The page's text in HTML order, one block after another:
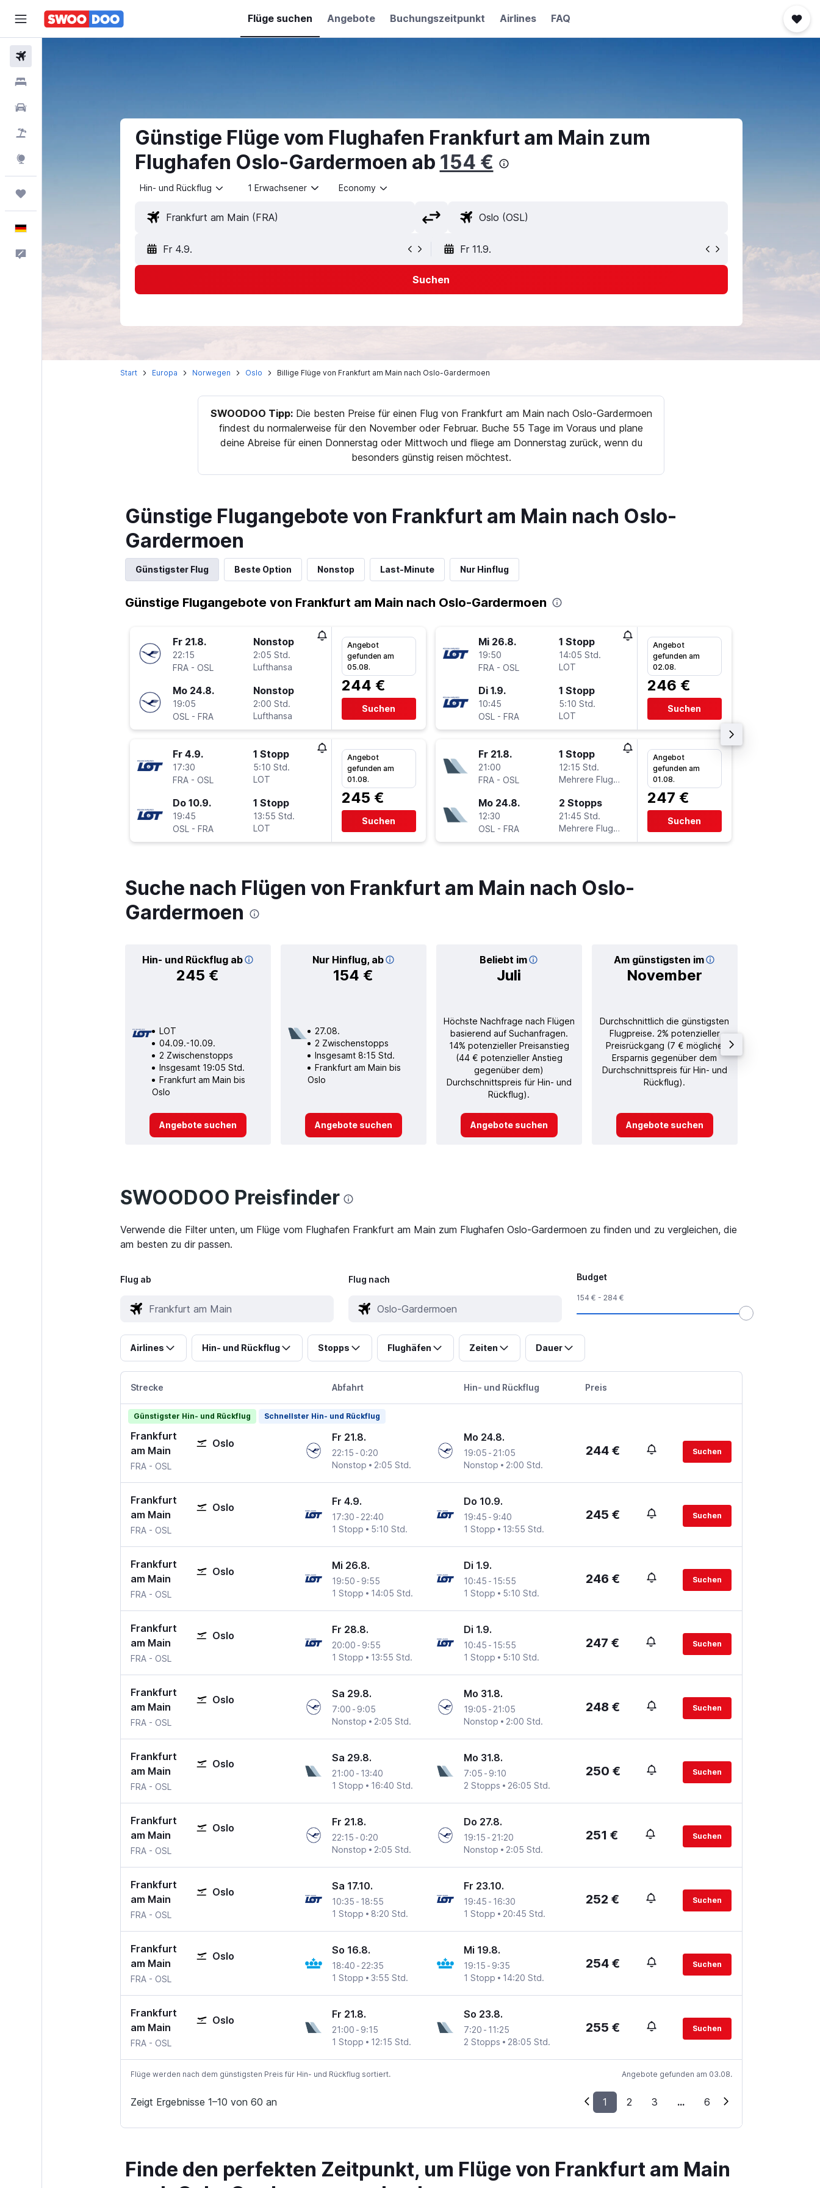
Flüge suchen Angebote Buchungszeitpunkt Airlines FAQ
Günstige Flüge vom Flughafen Frankfurt am Main zum
Flughafen Oslo-Gardermoen ab 154 €
Hin- und Rückflug 1 Erwachsener Economy
Fr 4.9. Fr 11.9.
Suchen
Start Europa Norwegen Oslo Billige Flüge von Frankfurt am Main nach Oslo-Gardermoen
SWOODOO Tipp:Die besten Preise für einen Flug von Frankfurt am Main nach Oslo-Gardermoen
findest du normalerweise für den November oder Februar. Buche 55 Tage im Voraus und plane
deine Abreise für einen Donnerstag oder Mittwoch und fliege am Donnerstag zurück, wenn du
besonders günstig reisen möchtest.
Günstige Flugangebote von Frankfurt am Main nach Oslo-
Gardermoen
Günstigster Flug Beste Option Nonstop Last-Minute Nur Hinflug
Günstige Flugangebote von Frankfurt am Main nach Oslo-Gardermoen
Fr 21.8.
22:15
FRA - OSL
Nonstop
2:05 Std.
Lufthansa
Mo 24.8.
19:05
OSL - FRA
Nonstop
2:00 Std.
Lufthansa
Angebot
gefunden am
05.08.
244 €
Suchen
Fr 4.9.
17:30
FRA - OSL
1 Stopp
5:10 Std.
LOT
Do 10.9.
19:45
OSL - FRA
1 Stopp
13:55 Std.
LOT
Angebot
gefunden am
01.08.
245 €
Suchen
Mi 26.8.
19:50
FRA - OSL
1 Stopp
14:05 Std.
LOT
Di 1.9.
10:45
OSL - FRA
1 Stopp
5:10 Std.
LOT
Angebot
gefunden am
02.08.
246 €
Suchen
Fr 21.8.
21:00
FRA - OSL
1 Stopp
12:15 Std.
Mehrere Fluglinien
Mo 24.8.
12:30
OSL - FRA
2 Stopps
21:45 Std.
Mehrere Fluglinien
Angebot
gefunden am
01.08.
247 €
Suchen
Suche nach Flügen von Frankfurt am Main nach Oslo-
Gardermoen
Hin- und Rückflug ab
245 €
Nur Hinflug, ab
154 €
Beliebt im
Juli
Am günstigsten im
November
LOT
04.09.-10.09.
2 Zwischenstopps
Insgesamt 19:05 Std.
Frankfurt am Main bis
Oslo
Angebote suchen
27.08.
2 Zwischenstopps
Insgesamt 8:15 Std.
Frankfurt am Main bis
Oslo
Angebote suchen
Höchste Nachfrage nach Flügen
basierend auf Suchanfragen.
14% potenzieller Preisanstieg
(44 € potenzieller Anstieg
gegenüber dem)
Durchschnittspreis für Hin- und
Rückflug).
Angebote suchen
Durchschnittlich die günstigsten
Flugpreise. 2% potenzieller
Preisrückgang (7 € mögliche
Ersparnis gegenüber dem
Durchschnittspreis für Hin- und
Rückflug).
Angebote suchen
SWOODOO Preisfinder
Verwende die Filter unten, um Flüge vom Flughafen Frankfurt am Main zum Flughafen Oslo-Gardermoen zu finden und zu vergleichen, die
am besten zu dir passen.
Flug ab Flug nach Budget
154 € - 284 €
Airlines Hin- und Rückflug Stopps Flughäfen Zeiten Dauer
Strecke Abfahrt Hin- und Rückflug Preis
Günstigster Hin- und Rückflug Schnellster Hin- und Rückflug
Frankfurt
am Main
Oslo
FRA Frankfurt am Main
- OSL
Fr 21.8.
22:15 - 0:20
Nonstop
2:05 Std.
Mo 24.8.
19:05 - 21:05
Nonstop
2:00 Std.
244 € Suchen
Frankfurt
am Main
Oslo
FRA Frankfurt am Main
- OSL
Fr 4.9.
17:30 - 22:40
1 Stopp
5:10 Std.
Do 10.9.
19:45 - 9:40
1 Stopp
13:55 Std.
245 € Suchen
Frankfurt
am Main
Oslo
FRA Frankfurt am Main
- OSL
Mi 26.8.
19:50 - 9:55
1 Stopp
14:05 Std.
Di 1.9.
10:45 - 15:55
1 Stopp
5:10 Std.
246 € Suchen
Frankfurt
am Main
Oslo
FRA Frankfurt am Main
- OSL
Fr 28.8.
20:00 - 9:55
1 Stopp
13:55 Std.
Di 1.9.
10:45 - 15:55
1 Stopp
5:10 Std.
247 € Suchen
Frankfurt
am Main
Oslo
FRA Frankfurt am Main
- OSL
Sa 29.8.
7:00 - 9:05
Nonstop
2:05 Std.
Mo 31.8.
19:05 - 21:05
Nonstop
2:00 Std.
248 € Suchen
Frankfurt
am Main
Oslo
FRA Frankfurt am Main
- OSL
Sa 29.8.
21:00 - 13:40
1 Stopp
16:40 Std.
Mo 31.8.
7:05 - 9:10
2 Stopps
26:05 Std.
250 € Suchen
Frankfurt
am Main
Oslo
FRA Frankfurt am Main
- OSL
Fr 21.8.
22:15 - 0:20
Nonstop
2:05 Std.
Do 27.8.
19:15 - 21:20
Nonstop
2:05 Std.
251 € Suchen
Frankfurt
am Main
Oslo
FRA Frankfurt am Main
- OSL
Sa 17.10.
10:35 - 18:55
1 Stopp
8:20 Std.
Fr 23.10.
19:45 - 16:30
1 Stopp
20:45 Std.
252 € Suchen
Frankfurt
am Main
Oslo
FRA Frankfurt am Main
- OSL
So 16.8.
18:40 - 22:35
1 Stopp
3:55 Std.
Mi 19.8.
19:15 - 9:35
1 Stopp
14:20 Std.
254 € Suchen
Frankfurt
am Main
Oslo
FRA Frankfurt am Main
- OSL
Fr 21.8.
21:00 - 9:15
1 Stopp
12:15 Std.
So 23.8.
7:20 - 11:25
2 Stopps
28:05 Std.
255 € Suchen
Flüge werden nach dem günstigsten Preis für Hin- und Rückflug sortiert. Angebote gefunden am 03.08.
Zeigt Ergebnisse 1–10 von 60 an 1 2 3 ... 6
Finde den perfekten Zeitpunkt, um Flüge von Frankfurt am Main